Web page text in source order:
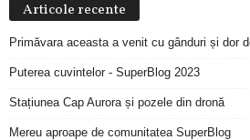
Articole recente
Primăvara aceasta a venit cu gânduri și dor
Puterea cuvintelor - SuperBlog 2023
Stațiunea Cap Aurora și pozele din dronă
Mereu aproape de comunitatea SuperBlog